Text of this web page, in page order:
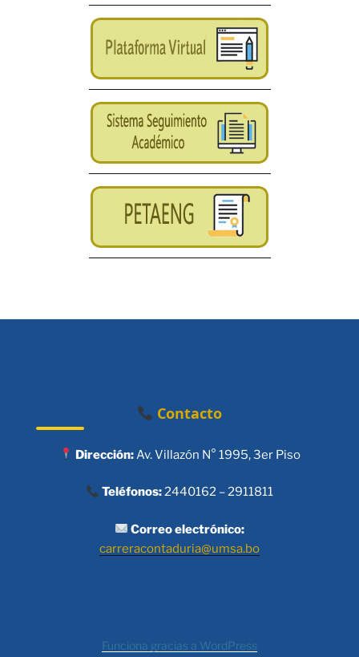
Contacto
Dirección:Av. Villazón N° 1995, 3er Piso
Teléfonos:2440162 – 2911811
Correo electrónico:
carreracontaduria@umsa.bo
Funciona gracias a WordPress